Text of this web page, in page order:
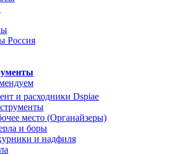
Россия
и расходники Dspiae
место (Органайзеры)
и боры
и надфиля